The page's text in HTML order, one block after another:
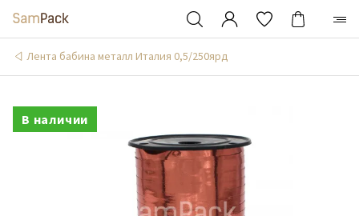
Лента бабина металл Италия 0,5/250ярд
В наличии